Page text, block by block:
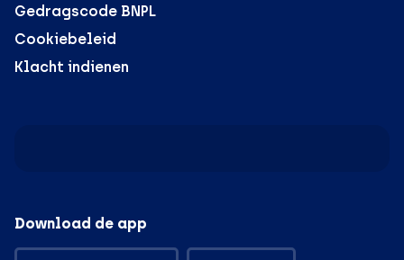
Gedragscode BNPL
Cookiebeleid
Klacht indienen
Download de app